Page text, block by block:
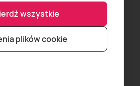
wszystkie
plików cookie
bookitnow.lt